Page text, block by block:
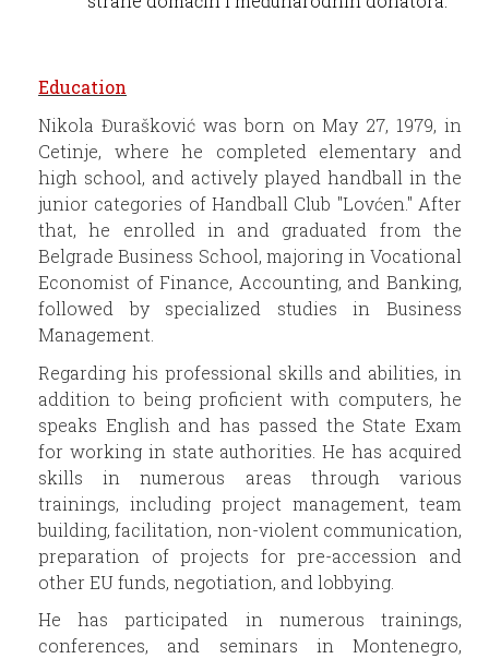
Education
Nikola Đurašković was born on May 27, 1979, in
Cetinje, where he completed elementary and
high school, and actively played handball in the
junior categories of Handball Club "Lovćen." After
that, he enrolled in and graduated from the
Belgrade Business School, majoring in Vocational
Economist of Finance, Accounting, and Banking,
followed by specialized studies in Business
Management.
Regarding his professional skills and abilities, in
addition to being proficient with computers, he
speaks English and has passed the State Exam
for working in state authorities. He has acquired
skills in numerous areas through various
trainings, including project management, team
building, facilitation, non-violent communication,
preparation of projects for pre-accession and
other EU funds, negotiation, and lobbying.
He has participated in numerous trainings,
conferences, and seminars in Montenegro,